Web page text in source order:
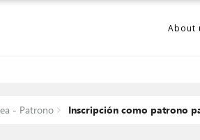
About
- Patrono Inscripción como patrono